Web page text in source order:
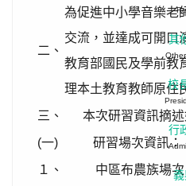
二、
為促進中小學音樂老
交流，並達成可開口
教育部國民及學前教
理本土教育教師原住
三、
本次研習資訊摘述
(一)
研習場次資訊：
１、
中區布農族場
其
校
行
義